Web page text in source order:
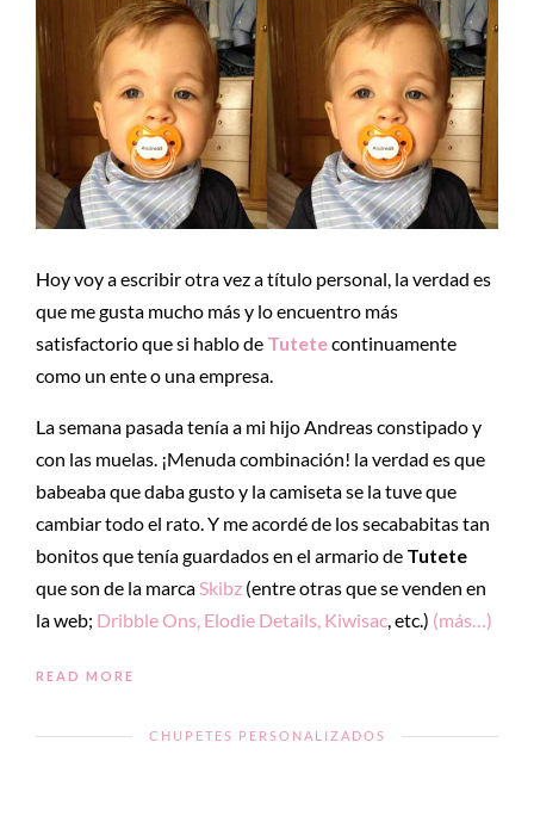
Hoy voy a escribir otra vez a título personal, la verdad es
que me gusta mucho más y lo encuentro más
satisfactorio que si hablo de Tutetecontinuamente
como un ente o una empresa.
La semana pasada tenía a mi hijo Andreas constipado y
con las muelas. ¡Menuda combinación! la verdad es que
babeaba que daba gusto y la camiseta se la tuve que
cambiar todo el rato. Y me acordé de los secababitas tan
bonitos que tenía guardados en el armario de Tutete
que son de la marcaSkibz (entre otras que se venden en
la web; Dribble Ons, Elodie Details, Kiwisac, etc.) (más…)
READ MORE
CHUPETES PERSONALIZADOS